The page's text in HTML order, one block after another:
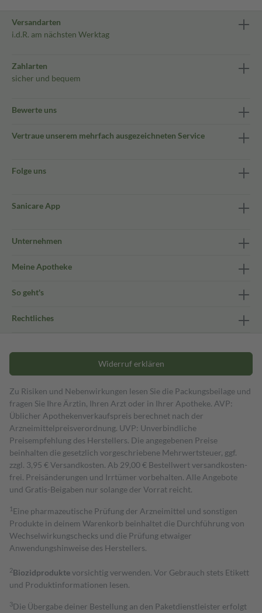
Versandarten
i.d.R. am nächsten Werktag
Zahlarten
sicher und bequem
Bewerte uns
Vertraue unserem mehrfach ausgezeichneten Service
Folge uns
Sanicare App
Unternehmen
Meine Apotheke
So geht's
Rechtliches
Widerruf erklären
Zu Risiken und Nebenwirkungen lesen Sie die Packungsbeilage und
fragen Sie Ihre Ärztin, Ihren Arzt oder in Ihrer Apotheke. AVP:
Üblicher Apothekenverkaufspreis berechnet nach der
Arzneimittelpreisverordnung. UVP: Unverbindliche
Preisempfehlung des Herstellers. Die angegebenen Preise
beinhalten die gesetzlich vorgeschriebene Mehrwertsteuer, ggf.
zzgl. 3,95 € Versandkosten. Ab 29,00 € Bestell­wert versand­kosten­
frei. Preisänderungen und Irrtümer vorbehalten. Alle Angebote
und Gratis-Beigaben nur solange der Vorrat reicht.
1 Eine pharmazeutische Prüfung der Arzneimittel und sonstigen
Produkte in deinem Warenkorb beinhaltet die Durchführung von
Wechselwirkungschecks und die Prüfung etwaiger
Anwendungshinweise des Herstellers.
2Biozidproduktevorsichtig verwenden. Vor Gebrauch stets Etikett
und Produktinformationen lesen.
3Die Übergabe deiner Bestellung an den Paketdienstleister erfolgt